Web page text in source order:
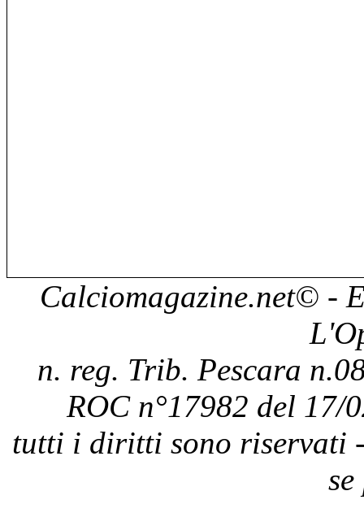
Calciomagazine.net© -
n. reg. Trib. Pescara
ROC n°17982 del 17/
tutti i diritti sono riservati